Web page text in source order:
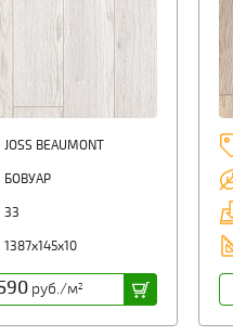
JOSS BEAUMONT
БОВУАР
33
1387x145x10
руб./м2